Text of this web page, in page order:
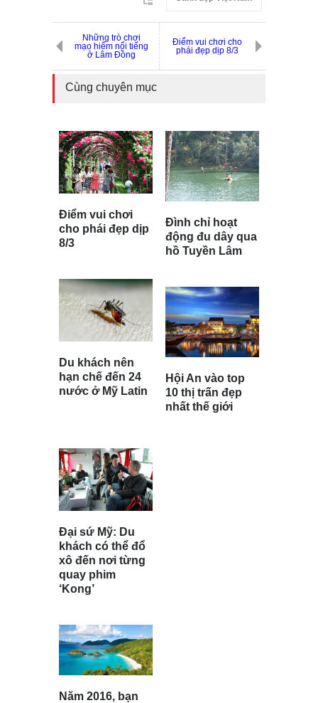
Những trò chơi
mạo hiểm nổi tiếng
ở Lâm Đồng
Điểm vui chơi cho
phái đẹp dịp 8/3
Cùng chuyên mục
Điểm vui chơi
cho phái đẹp dịp
8/3
Du khách nên
hạn chế đến 24
nước ở Mỹ Latin
Đình chỉ hoạt
động đu dây qua
hồ Tuyền Lâm
Hội An vào top
10 thị trấn đẹp
nhất thế giới
Đại sứ Mỹ: Du
khách có thể đổ
xô đến nơi từng
quay phim
‘Kong’
Năm 2016, bạn